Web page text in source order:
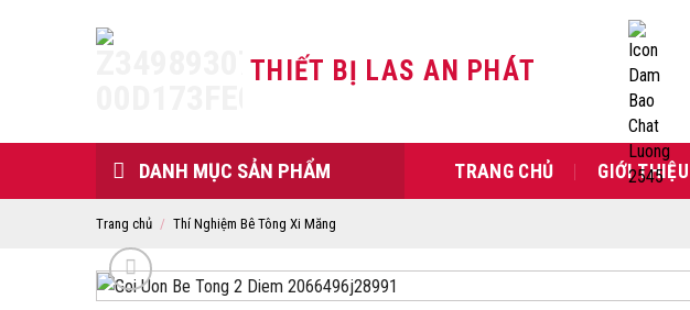
THIẾT BỊ LAS AN PHÁT
DANH MỤC SẢN PHẨM TRANG CHỦ GIỚI THIỆU
Trang chủ / Thí Nghiệm Bê Tông Xi Măng